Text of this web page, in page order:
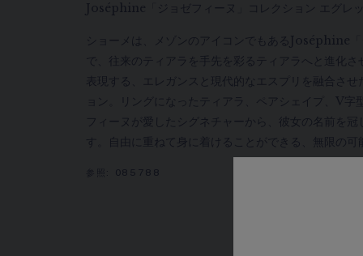
Joséphine「ジョゼフィーヌ」コレクション エグレ
ショーメは、メゾンのアイコンでもあるJoséphine
で、往来のティアラを手先を彩るティアラへと進化
表現する、エレガンスと現代的なエスプリを融合さ
ョン。リングになったティアラ、ペアシェイプ、V
フィーヌが愛したシグネチャーから、彼女の名前を
す。自由に重ねて身に着けることができる、無限の
085788